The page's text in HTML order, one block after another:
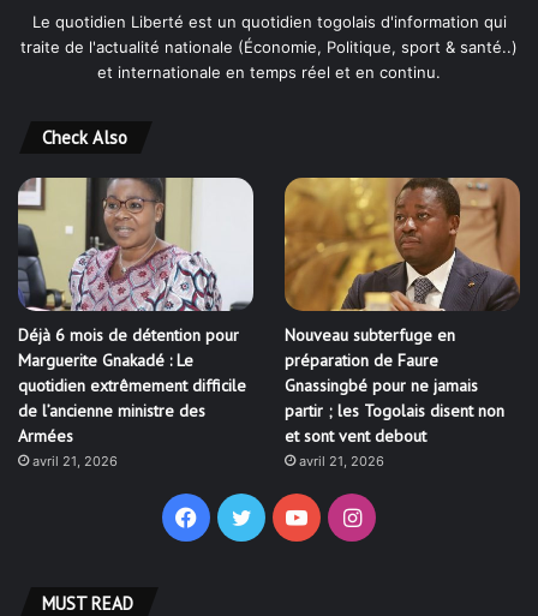
Le quotidien Liberté est un quotidien togolais d'information qui
traite de l'actualité nationale (Économie, Politique, sport & santé..)
et internationale en temps réel et en continu.
Check Also
Déjà 6 mois de détention pour
Marguerite Gnakadé : Le
quotidien extrêmement difficile
de l’ancienne ministre des
Armées
avril 21, 2026
Nouveau subterfuge en
préparation de Faure
Gnassingbé pour ne jamais
partir ; les Togolais disent non
et sont vent debout
avril 21, 2026
Facebook
TwitterYouTubeInstagram
MUST READ